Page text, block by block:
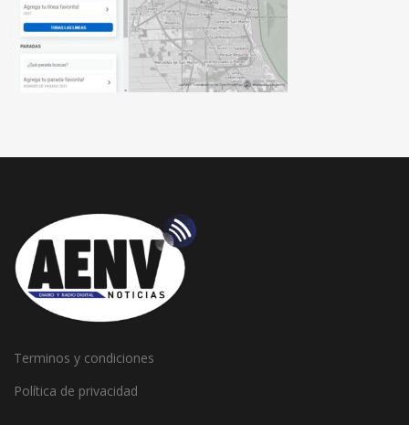
Terminos y condiciones
Política de privacidad